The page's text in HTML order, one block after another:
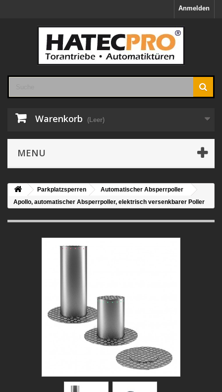
Anmelden
Warenkorb (Leer)
MENU
Parkplatzsperren
Automatischer Absperrpoller
Apollo, automatischer Absperrpoller, elektrisch versenkbarer Poller